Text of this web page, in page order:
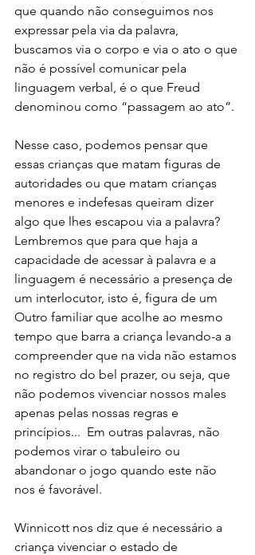
que quando não conseguimos nos
expressar pela via da palavra,
buscamos via o corpo e via o ato o que
não é possível comunicar pela
linguagem verbal, é o que Freud
denominou como “passagem ao ato”.
Nesse caso, podemos pensar que
essas crianças que matam figuras de
autoridades ou que matam crianças
menores e indefesas queiram dizer
algo que lhes escapou via a palavra?
Lembremos que para que haja a
capacidade de acessar à palavra e a
linguagem é necessário a presença de
um interlocutor, isto é, figura de um
Outro familiar que acolhe ao mesmo
tempo que barra a criança levando-a a
compreender que na vida não estamos
no registro do bel prazer, ou seja, que
não podemos vivenciar nossos males
apenas pelas nossas regras e
princípios...  Em outras palavras, não
podemos virar o tabuleiro ou
abandonar o jogo quando este não
nos é favorável.
Winnicott nos diz que é necessário a
criança vivenciar o estado de